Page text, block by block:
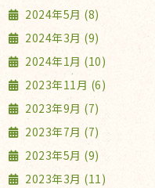
2024年5月 (8)
2024年3月 (9)
2024年1月 (10)
2023年11月 (6)
2023年9月 (7)
2023年7月 (7)
2023年5月 (9)
2023年3月 (11)